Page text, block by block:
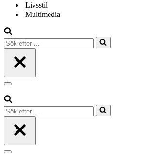
Livsstil
Multimedia
Sök
efter
Navigeringsmeny
Sök
efter
Navigeringsmeny